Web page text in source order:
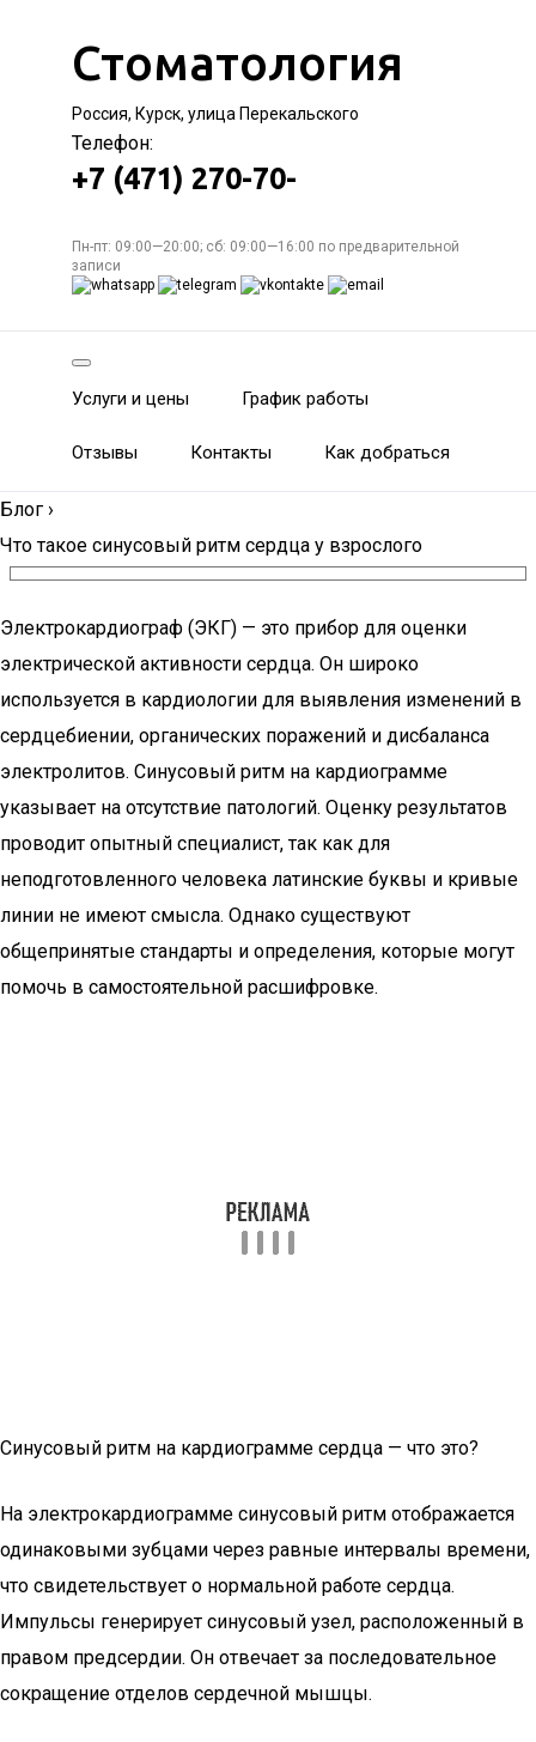
Стоматология
Россия, Курск, улица Перекальского
Телефон:
+7 (471) 270-70-
Пн-пт: 09:00—20:00; сб: 09:00—16:00 по предварительной
записи
Услуги и цены График работы
Отзывы Контакты Как добраться
Блог ›
Что такое синусовый ритм сердца у взрослого
Электрокардиограф (ЭКГ) — это прибор для оценки
электрической активности сердца. Он широко
используется в кардиологии для выявления изменений в
сердцебиении, органических поражений и дисбаланса
электролитов. Синусовый ритм на кардиограмме
указывает на отсутствие патологий. Оценку результатов
проводит опытный специалист, так как для
неподготовленного человека латинские буквы и кривые
линии не имеют смысла. Однако существуют
общепринятые стандарты и определения, которые могут
помочь в самостоятельной расшифровке.
Синусовый ритм на кардиограмме сердца — что это?
На электрокардиограмме синусовый ритм отображается
одинаковыми зубцами через равные интервалы времени,
что свидетельствует о нормальной работе сердца.
Импульсы генерирует синусовый узел, расположенный в
правом предсердии. Он отвечает за последовательное
сокращение отделов сердечной мышцы.